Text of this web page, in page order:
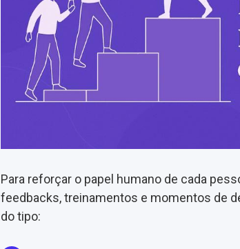
Para reforçar o papel humano de cada
feedbacks, treinamentos e momentos de
do tipo: